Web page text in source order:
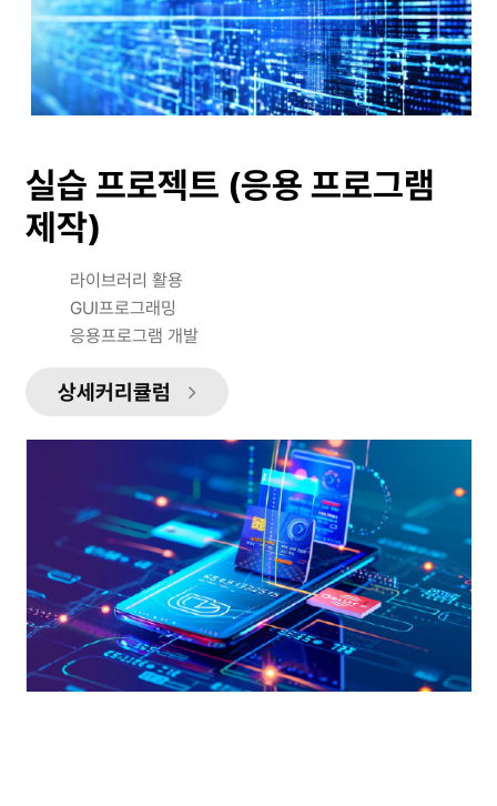
실습 프로젝트 (응용 프로그램
제작)
라이브러리 활용
GUI프로그래밍
응용프로그램 개발
상세커리큘럼